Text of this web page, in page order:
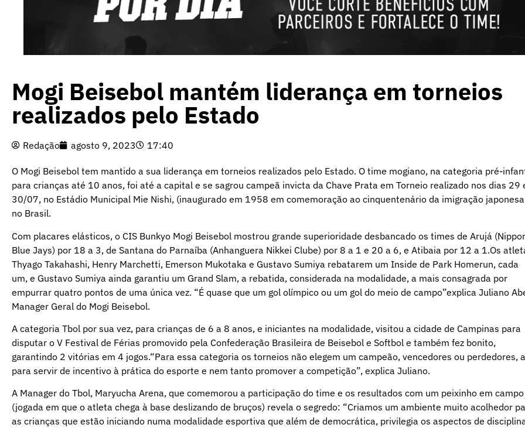
Mogi Beisebol mantém liderança em torneios
realizados pelo Estado
Redação agosto 9, 2023 17:40
O Mogi Beisebol tem mantido a sua liderança em torneios realizados pelo Estado. O time mogiano, na categoria pré-
para crianças até 10 anos, foi até a capital e se sagrou campeã invicta da Chave Prata em Torneio realizado nos dias 29
30/07, no Estádio Municipal Mie Nishi, (inaugurado em 1958 em comemoração ao cinquentenário da imigração japonesa
no Brasil.
Com placares elásticos, o CIS Bunkyo Mogi Beisebol mostrou grande superioridade desbancado os times de Arujá
Blue Jays) por 18 a 3, de Santana do Parnaíba (Anhanguera Nikkei Clube) por 8 a 1 e 20 a 6, e Atibaia por 12 a 1.Os
Thyago Takahashi, Henry Marchetti, Emerson Mukotaka e Gustavo Sumiya rebatarem um Inside de Park Homerun, cada
um, e Gustavo Sumiya ainda garantiu um Grand Slam, a rebatida, considerada na modalidade, a mais consagrada por
empurrar quatro pontos de uma única vez. “É quase que um gol olímpico ou um gol do meio de campo”explica Juliano
Manager Geral do Mogi Beisebol.
A categoria Tbol por sua vez, para crianças de 6 a 8 anos, e iniciantes na modalidade, visitou a cidade de Campinas para
disputar o V Festival de Férias promovido pela Confederação Brasileira de Beisebol e Softbol e também fez bonito,
garantindo 2 vitórias em 4 jogos.“Para essa categoria os torneios não elegem um campeão, vencedores ou perdedores,
para servir de incentivo à prática do esporte e nem tanto promover a competição”, explica Juliano.
A Manager do Tbol, Maryucha Arena, que comemorou a participação do time e os resultados com um peixinho em campo
(jogada em que o atleta chega à base deslizando de bruços) revela o segredo: “Criamos um ambiente muito acolhedor
as crianças que estão iniciando numa modalidade esportiva que além de democrática, privilegia os aspectos de